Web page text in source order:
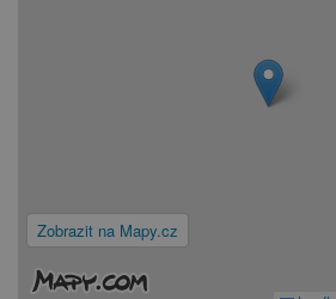
Zobrazit na Mapy.cz